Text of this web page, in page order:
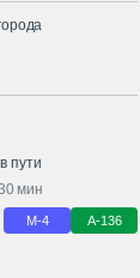
пути
мин
М-4 А-136